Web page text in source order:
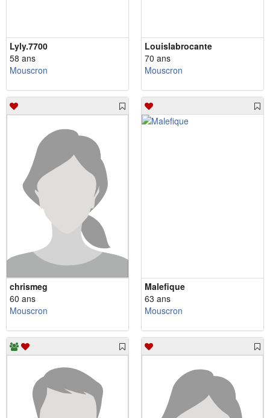
Lyly.7700
58 ans
Mouscron
Louislabrocante
70 ans
Mouscron
chrismeg
60 ans
Mouscron
Malefique
63 ans
Mouscron